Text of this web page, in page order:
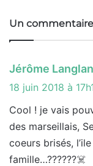
Un commentaire
Jérôme
18 juin 2018 à
Cool ! je vais
des marseillais,
coeurs brisés,
famille…??????☠️